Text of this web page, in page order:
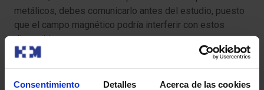
Consentimiento Detalles Acerca de las cookies
metálicos, debes comunicarlo antes del estudio, puesto
que el campo magnético podría interferir con estos
dispositivos.
Para que tu prueba se desarrolle sin contratiempos, te
pedimos que llegues con antelación a la hora indicada.